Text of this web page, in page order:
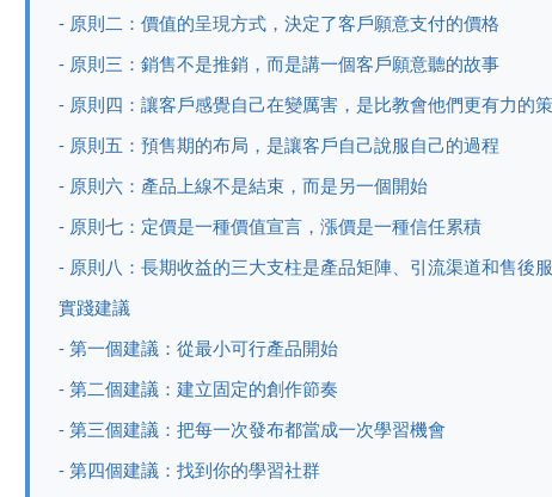
- 原則二：價值的呈現方式，決定了客戶願意支付的價格
- 原則三：銷售不是推銷，而是講一個客戶願意聽的故事
- 原則四：讓客戶感覺自己在變厲害，是比教會他們更有力的
- 原則五：預售期的布局，是讓客戶自己說服自己的過程
- 原則六：產品上線不是結束，而是另一個開始
- 原則七：定價是一種價值宣言，漲價是一種信任累積
- 原則八：長期收益的三大支柱是產品矩陣、引流渠道和售後
實踐建議
- 第一個建議：從最小可行產品開始
- 第二個建議：建立固定的創作節奏
- 第三個建議：把每一次發布都當成一次學習機會
- 第四個建議：找到你的學習社群